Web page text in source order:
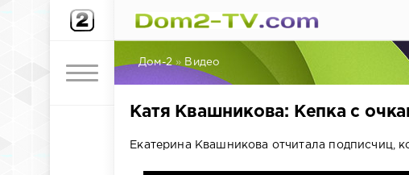
Дом-2 » Видео
Катя Квашникова: Кепка с
Екатерина Квашникова отчитала подписчиц,